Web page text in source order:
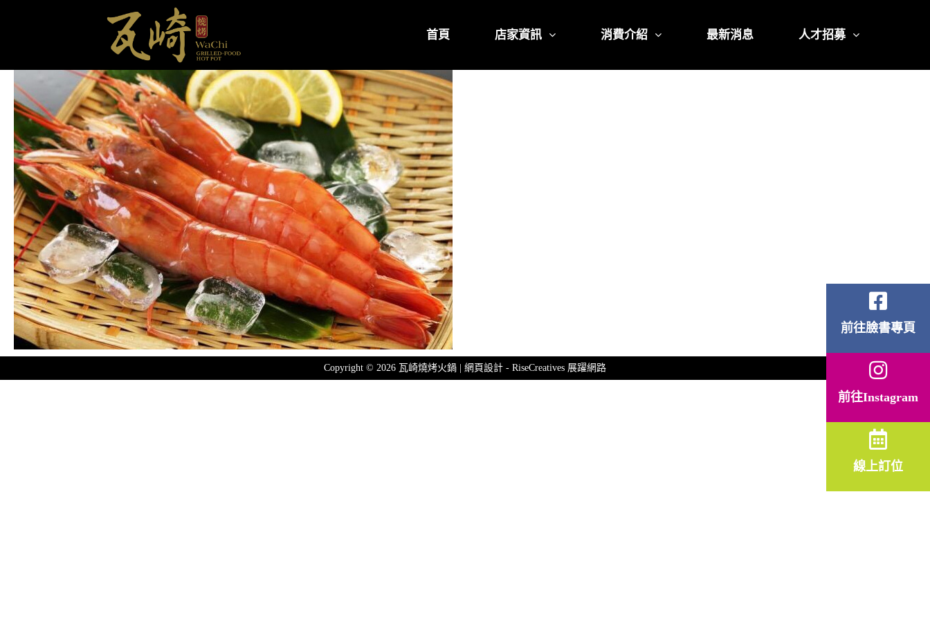
首頁 店家資訊 消費介紹 最新消息 人才招募
Copyright © 2026 瓦崎燒烤火鍋 | 網頁設計 - RiseCreatives 展躍網路
前往臉書專頁
前往Instagram
線上訂位